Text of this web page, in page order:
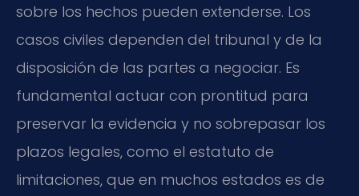
sobre los hechos pueden extenderse. Los
casos civiles dependen del tribunal y de la
disposición de las partes a negociar. Es
fundamental actuar con prontitud para
preservar la evidencia y no sobrepasar los
plazos legales, como el estatuto de
limitaciones, que en muchos estados es de